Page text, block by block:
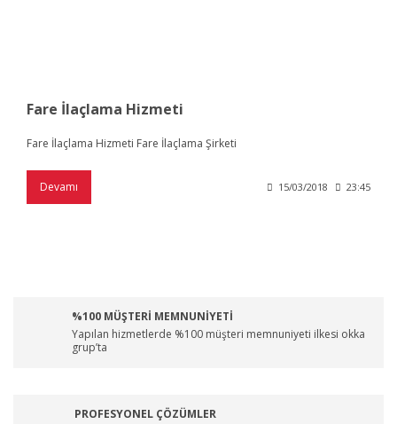
Fare İlaçlama Hizmeti
Fare İlaçlama Hizmeti Fare İlaçlama Şirketi
Devamı 15/03/2018 23:45
%100 MÜŞTERİ MEMNUNİYETİ
Yapılan hizmetlerde %100 müşteri memnuniyeti ilkesi okka
grup’ta
PROFESYONEL ÇÖZÜMLER